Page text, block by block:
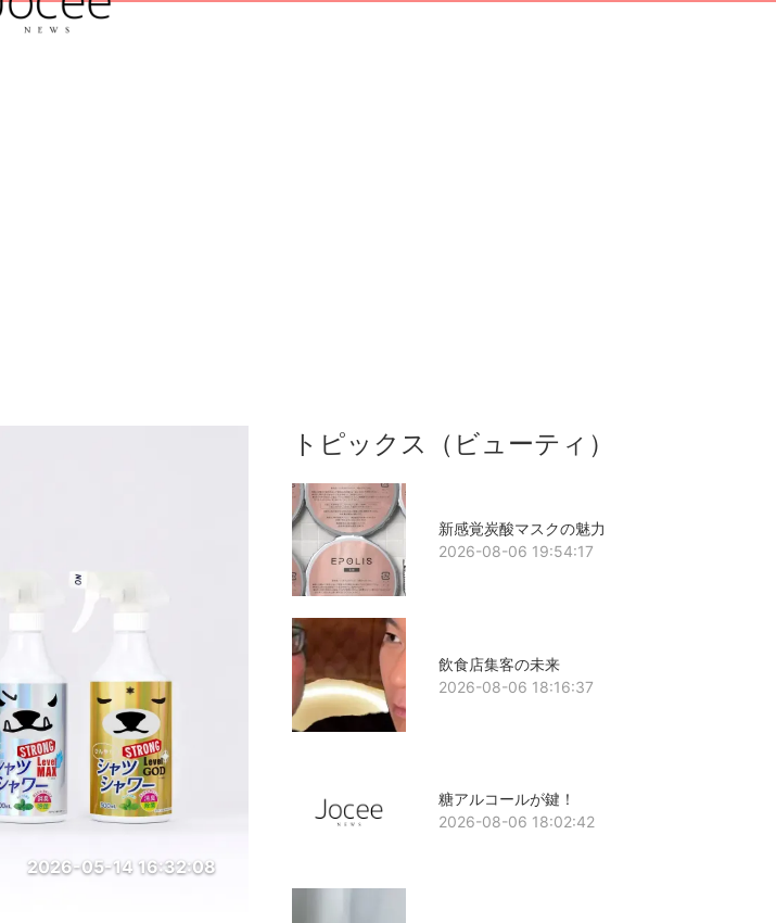
2026-05-14 16:32:08
トピックス（ビューティ）
新感覚炭酸マスクの魅力
2026-08-06 19:54:17
飲食店集客の未来
2026-08-06 18:16:37
糖アルコールが鍵！
2026-08-06 18:02:42